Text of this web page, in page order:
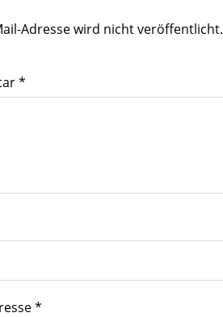
Adresse wird nicht veröffentlicht.
*
*